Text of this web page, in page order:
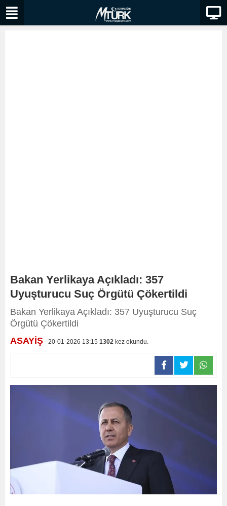
Bakan Yerlikaya Açıkladı: 357
Uyuşturucu Suç Örgütü Çökertildi
Bakan Yerlikaya Açıkladı: 357 Uyuşturucu Suç
Örgütü Çökertildi
ASAYİŞ - 20-01-2026 13:15 1302 kez okundu.